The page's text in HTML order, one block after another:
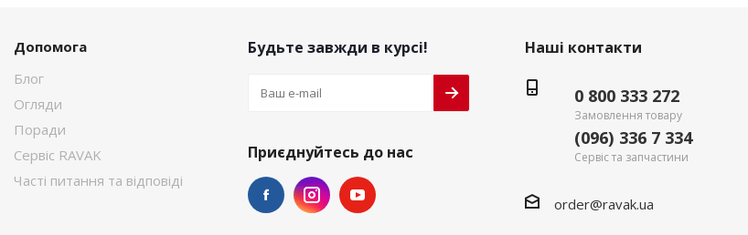
Допомога
Блог
Огляди
Поради
Сервіс RAVAK
Часті питання та відповіді
Будьте завжди в курсі!
Приєднуйтесь до нас
Наші контакти
0 800 333 272
Замовлення товару
(096) 336 7 334
Сервіс та запчастини
order@ravak.ua